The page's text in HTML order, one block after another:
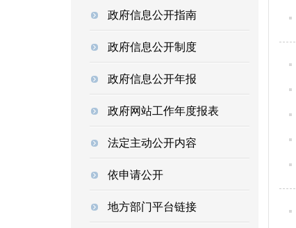
政府信息公开指南
政府信息公开制度
政府信息公开年报
政府网站工作年度报表
法定主动公开内容
依申请公开
地方部门平台链接